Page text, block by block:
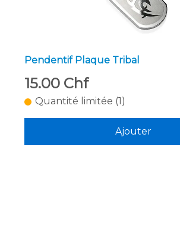
Pendentif Plaque Tribal
15.00 Chf
Quantité limitée (1)
Ajouter